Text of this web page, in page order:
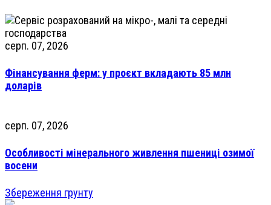
серп. 07, 2026
Фінансування ферм: у проєкт вкладають 85 млн
доларів
серп. 07, 2026
Особливості мінерального живлення пшениці озимої
восени
Збереження грунту